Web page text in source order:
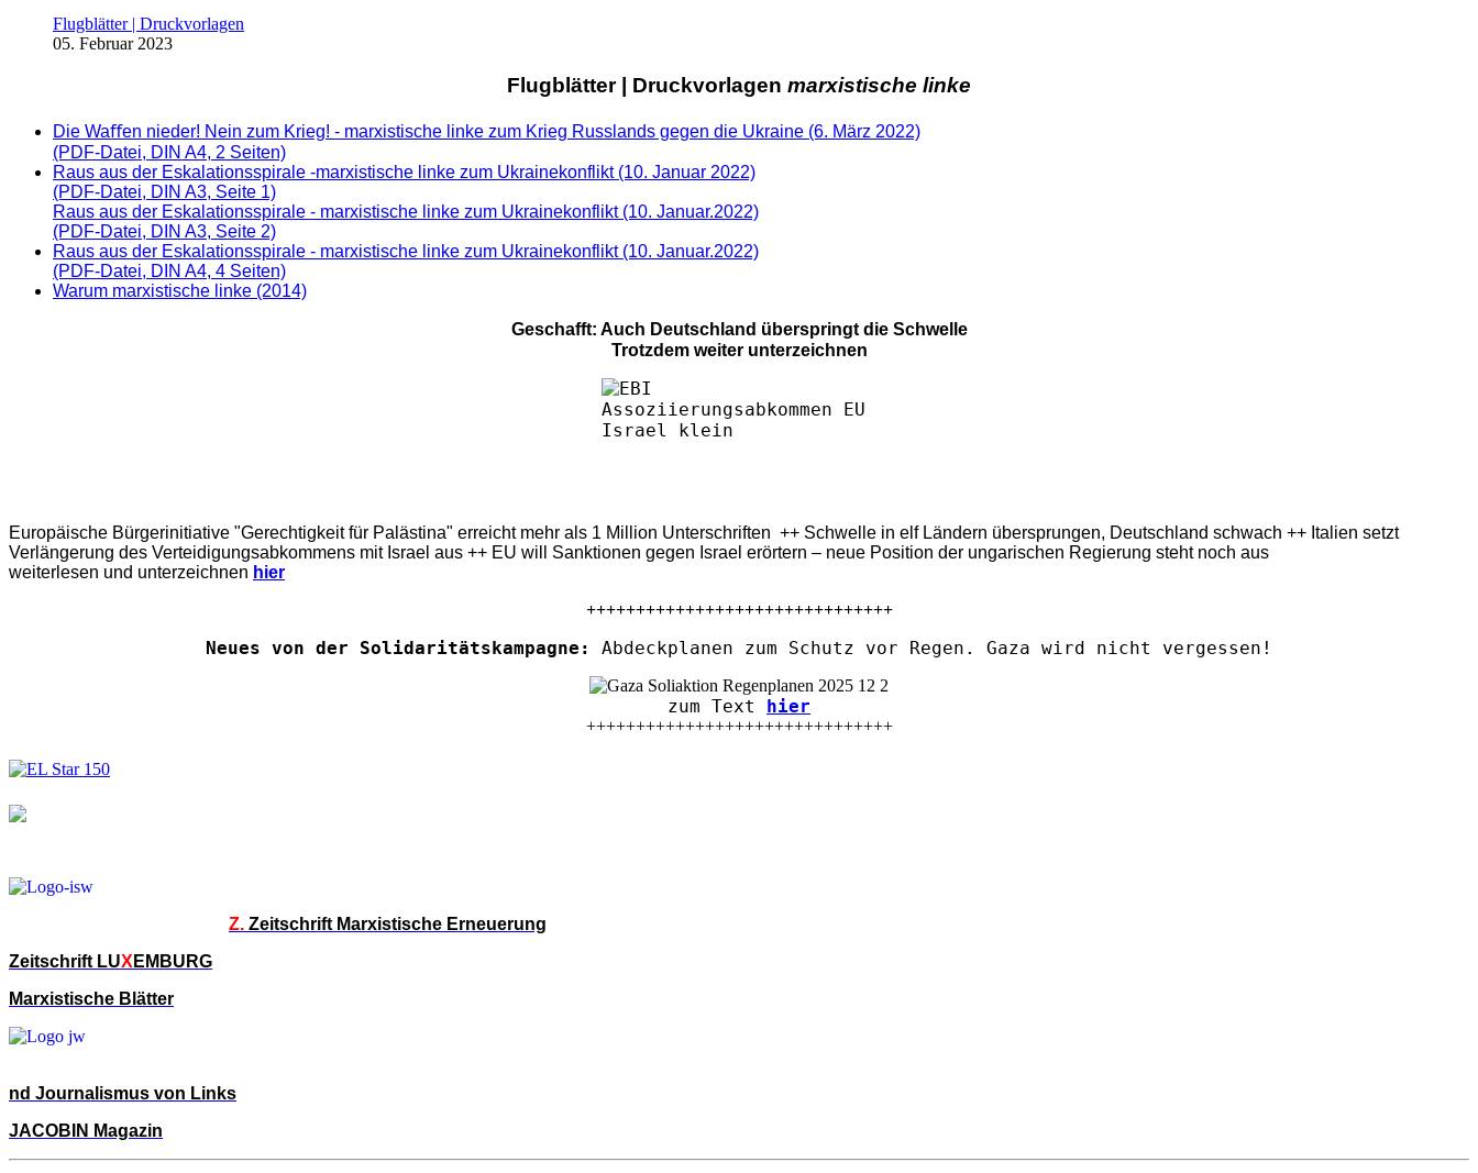
Flugblätter | Druckvorlagen
05. Februar 2023
Flugblätter | Druckvorlagen marxistische linke
Die Waﬀen nieder! Nein zum Krieg! - marxistische linke zum Krieg Russlands gegen die Ukraine (6. März 2022)
(PDF-Datei, DIN A4, 2 Seiten)
Raus aus der Eskalationsspirale -marxistische linke zum Ukrainekonflikt (10. Januar 2022)
(PDF-Datei, DIN A3, Seite 1)
Raus aus der Eskalationsspirale - marxistische linke zum Ukrainekonflikt (10. Januar.2022)
(PDF-Datei, DIN A3, Seite 2)
Raus aus der Eskalationsspirale - marxistische linke zum Ukrainekonflikt (10. Januar.2022)
(PDF-Datei, DIN A4, 4 Seiten)
Warum marxistische linke (2014)
Geschafft: Auch Deutschland überspringt die Schwelle
Trotzdem weiter unterzeichnen
Europäische Bürgerinitiative "Gerechtigkeit für Palästina" erreicht mehr als 1 Million Unterschriften ++ Schwelle in elf Ländern übersprungen, Deutschland schwach ++ Italien setzt
Verlängerung des Verteidigungsabkommens mit Israel aus ++ EU will Sanktionen gegen Israel erörtern – neue Position der ungarischen Regierung steht noch aus
weiterlesen und unterzeichnen hier
+++++++++++++++++++++++++++++++
Neues von der Solidaritätskampagne: Abdeckplanen zum Schutz vor Regen. Gaza wird nicht vergessen!
zum Text hier
+++++++++++++++++++++++++++++++
Z. Zeitschrift Marxistische Erneuerung
Zeitschrift LUX EMBURG
Marxistische Blätter
nd Journalismus von Links
JACOBIN Magazin